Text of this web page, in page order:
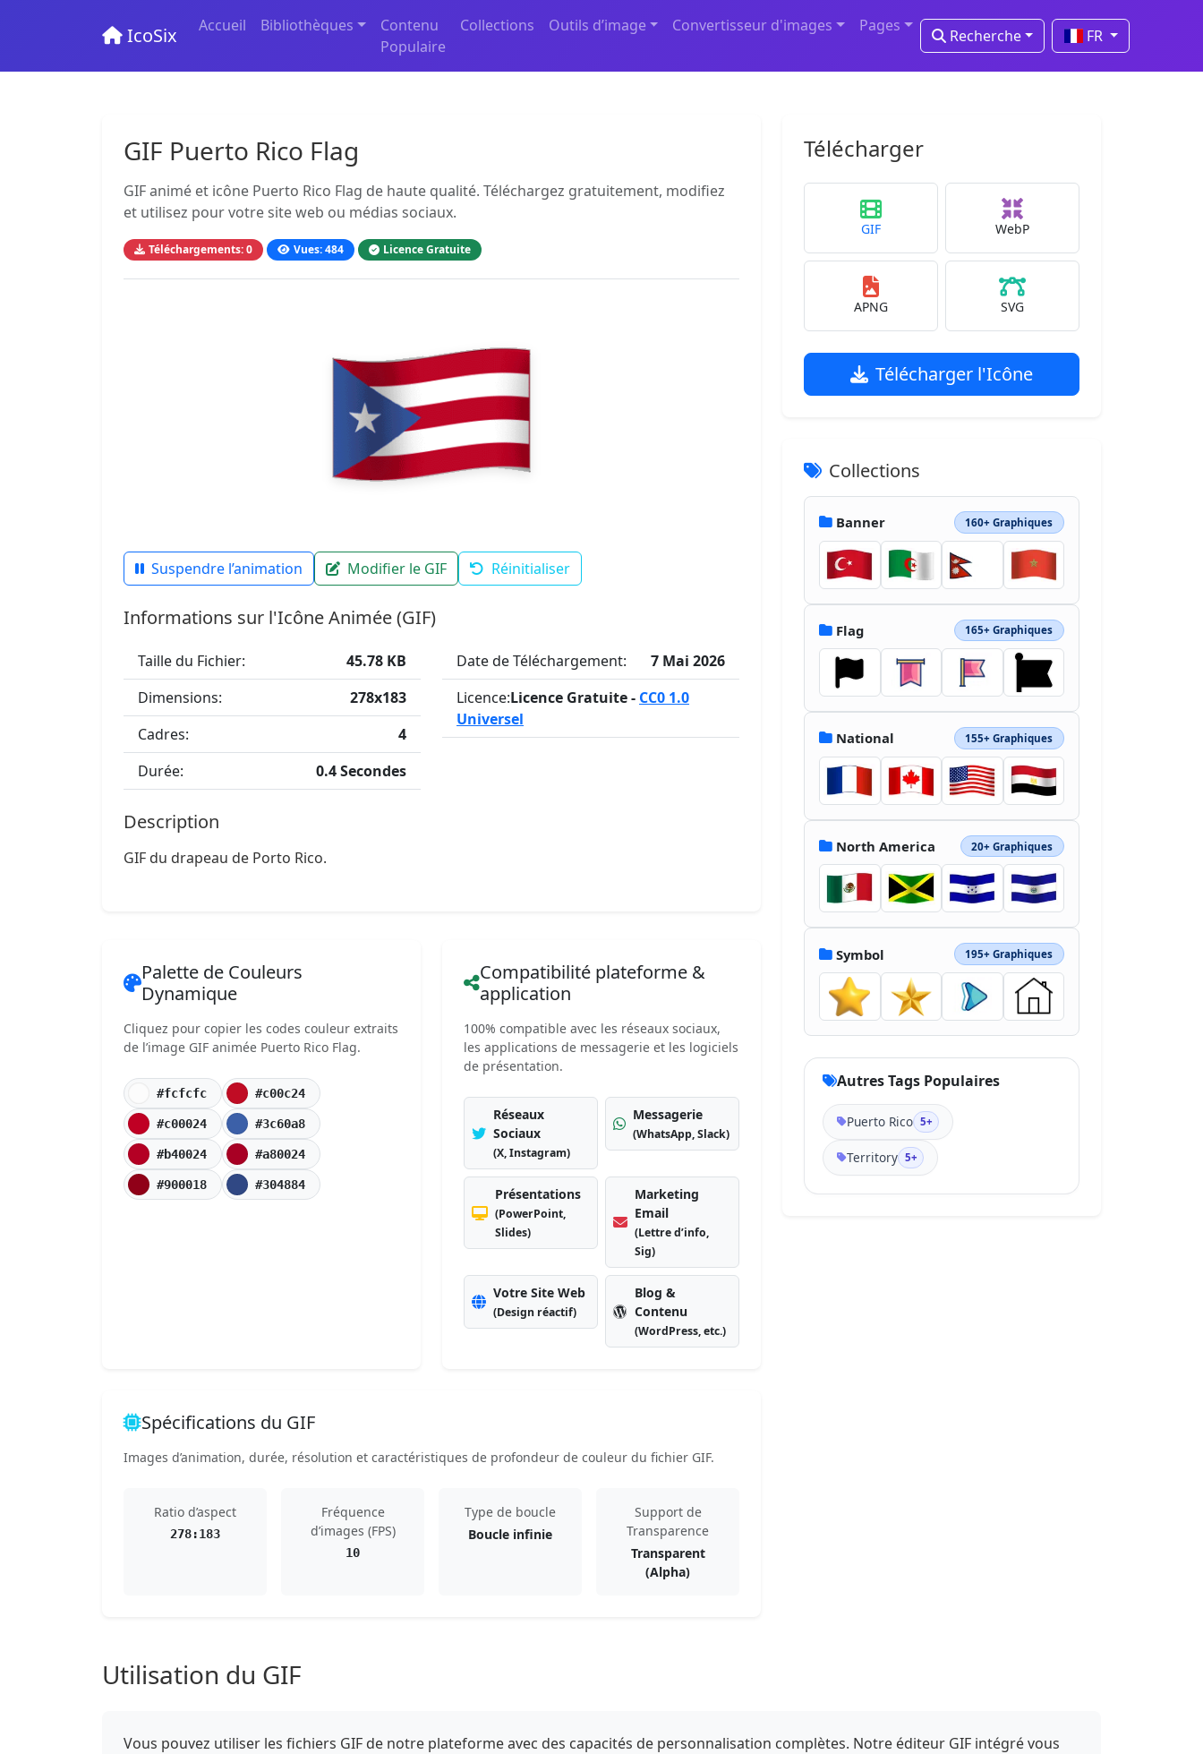
IcoSix Accueil Bibliothèques
Contenu
Populaire
Collections Outils d’image Convertisseur d'images Pages
Recherche FR
GIF Puerto Rico Flag
GIF animé et icône Puerto Rico Flag de haute qualité. Téléchargez gratuitement, modifiez
et utilisez pour votre site web ou médias sociaux.
Téléchargements: 0 Vues: 484 Licence Gratuite
Suspendre l’animation Modifier le GIF Réinitialiser
Informations sur l'Icône Animée (GIF)
Taille du Fichier:
45.78 KB
Dimensions:
278x183
Cadres:
4
Durée:
0.4 Secondes
Date de Téléchargement:
7 Mai 2026
Licence:Licence Gratuite - CC0 1.0
Universel
Description
GIF du drapeau de Porto Rico.
Palette de Couleurs
Dynamique
Cliquez pour copier les codes couleur extraits
de l’image GIF animée Puerto Rico Flag.
#fcfcfc #c00c24
#c00024 #3c60a8
#b40024 #a80024
#900018 #304884
Compatibilité plateforme &
application
100% compatible avec les réseaux sociaux,
les applications de messagerie et les logiciels
de présentation.
Réseaux
Sociaux
(X, Instagram)
Messagerie
(WhatsApp, Slack)
Présentations
(PowerPoint,
Slides)
Marketing
Email
(Lettre d’info,
Sig)
Votre Site Web
(Design réactif)
Blog &
Contenu
(WordPress, etc.)
Spécifications du GIF
Images d’animation, durée, résolution et caractéristiques de profondeur de couleur du fichier GIF.
Ratio d’aspect
278:183
Fréquence
d’images (FPS)
10
Type de boucle
Boucle infinie
Support de
Transparence
Transparent
(Alpha)
Télécharger
GIF WebP
APNG SVG
Télécharger l'Icône
Collections
Banner 160+ Graphiques
Flag 165+ Graphiques
National 155+ Graphiques
North America 20+ Graphiques
Symbol 195+ Graphiques
Autres Tags Populaires
Puerto Rico 5+
Territory 5+
Utilisation du GIF
Vous pouvez utiliser les fichiers GIF de notre plateforme avec des capacités de personnalisation complètes. Notre éditeur GIF intégré vous